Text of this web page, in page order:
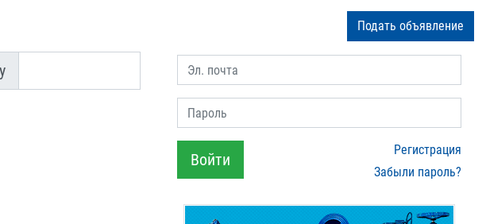
Подать объявление
Эл. почта
Пароль
Войти
Регистрация
Забыли пароль?